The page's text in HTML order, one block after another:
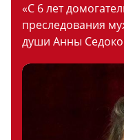
«С 6 лет
преследования
души Анны